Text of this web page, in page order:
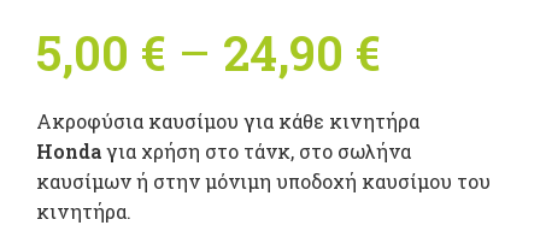
5,00 € – 24,90 €
range:
5,00 €
Ακροφύσια καυσίμου για κάθε κινητήρα
Hondaγια χρήση στο τάνκ, στο σωλήνα
καυσίμων ή στην μόνιμη υποδοχή καυσίμου του
κινητήρα.